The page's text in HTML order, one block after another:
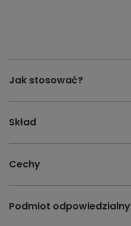
Jak stosować?
Skład
Cechy
Podmiot odpowiedzialny